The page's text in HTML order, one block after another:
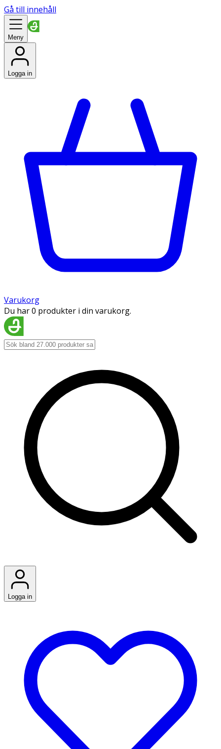
Gå till innehåll
Meny
Logga in
Varukorg
Du har 0 produkter i din varukorg.
Logga in